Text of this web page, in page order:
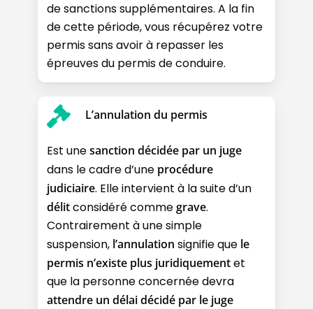
de sanctions supplémentaires. A la fin
de cette période, vous récupérez votre
permis sans avoir à repasser les
épreuves du permis de conduire.
L’annulation du permis
Est unesanction décidée par un juge
dans le cadre d’une procédure
judiciaire. Elle intervient à la suite d’un
délitconsidéré commegrave.
Contrairement à une simple
suspension, l’annulation signifie que le
permis n’existe plus juridiquementet
que la personne concernée devra
attendre un délai décidé par le juge